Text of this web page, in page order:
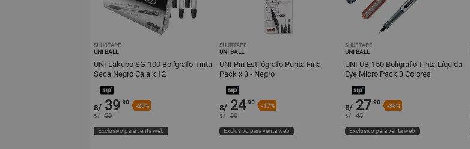
SHURTAPE
UNI BALL
UNI Lakubo SG-100 Bolígrafo Tinta
Seca Negro Caja x 12
s/ 39.90
-20%
s/ 50
Exclusivo para venta web
SHURTAPE
UNI BALL
UNI Pin Estilógrafo Punta Fina
Pack x 3 - Negro
s/ 24.90
-17%
s/ 30
Exclusivo para venta web
SHURTAPE
UNI BALL
UNI UB-150 Bolígrafo Tinta Líquida
Eye Micro Pack 3 Colores
s/ 27.90
-38%
s/ 45
Exclusivo para venta web